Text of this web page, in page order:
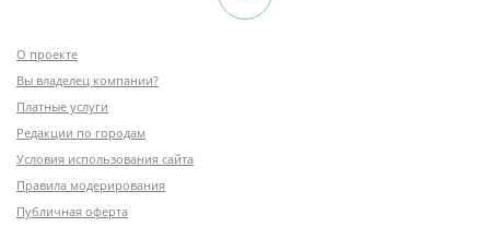
О проекте
Вы владелец компании?
Платные услуги
Редакции по городам
Условия использования сайта
Правила модерирования
Публичная оферта